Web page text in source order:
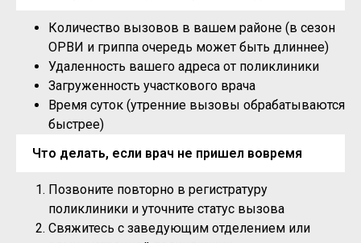
Количество вызовов в вашем районе (в сезон
ОРВИ и гриппа очередь может быть длиннее)
Удаленность вашего адреса от поликлиники
Загруженность участкового врача
Время суток (утренние вызовы обрабатываются
быстрее)
Что делать, если врач не пришел вовремя
Позвоните повторно в регистратуру
поликлиники и уточните статус вызова
Свяжитесь с заведующим отделением или